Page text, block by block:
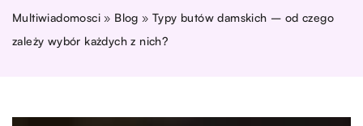
Multiwiadomosci » Blog »Typy butów damskich – od czego
zależy wybór każdych z nich?